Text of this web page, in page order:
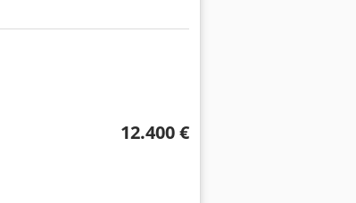
12.400 €